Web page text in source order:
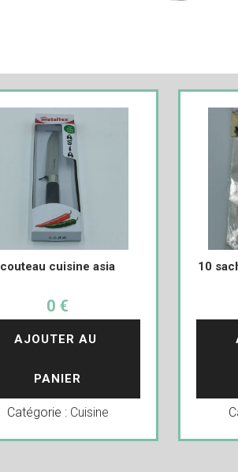
couteau cuisine asia
0 €
AJOUTER AU
PANIER
Catégorie : Cuisine
10